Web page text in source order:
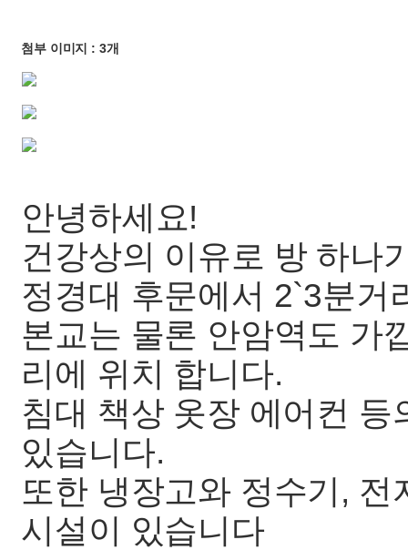
첨부 이미지 : 3개
안녕하세요!
건강상의 이유로 방 하나
정경대 후문에서 2`3분
본교는 물론 안암역도 가
리에 위치 합니다.
침대 책상 옷장 에어컨
있습니다.
또한 냉장고와 정수기,
시설이 있습니다